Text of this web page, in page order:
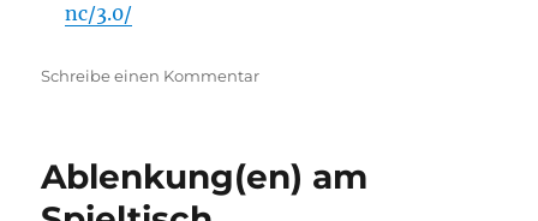
nc/3.0/
Schreibe einen Kommentarzu
Über
Westmarches
Ablenkung(en) am